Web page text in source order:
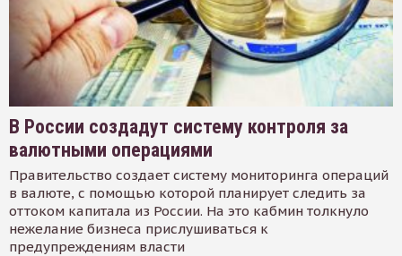
В России создадут систему контроля за
валютными операциями
Правительство создает систему мониторинга операций
в валюте, с помощью которой планирует следить за
оттоком капитала из России. На это кабмин толкнуло
нежелание бизнеса прислушиваться к
предупреждениям власти